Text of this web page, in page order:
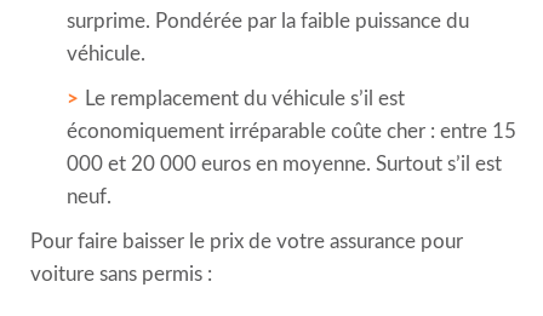
surprime. Pondérée par la faible puissance du
véhicule.
Le remplacement du véhicule s’il est
économiquement irréparable coûte cher : entre 15
000 et 20 000 euros en moyenne. Surtout s’il est
neuf.
Pour faire baisser le prix de votre assurance pour
voiture sans permis :